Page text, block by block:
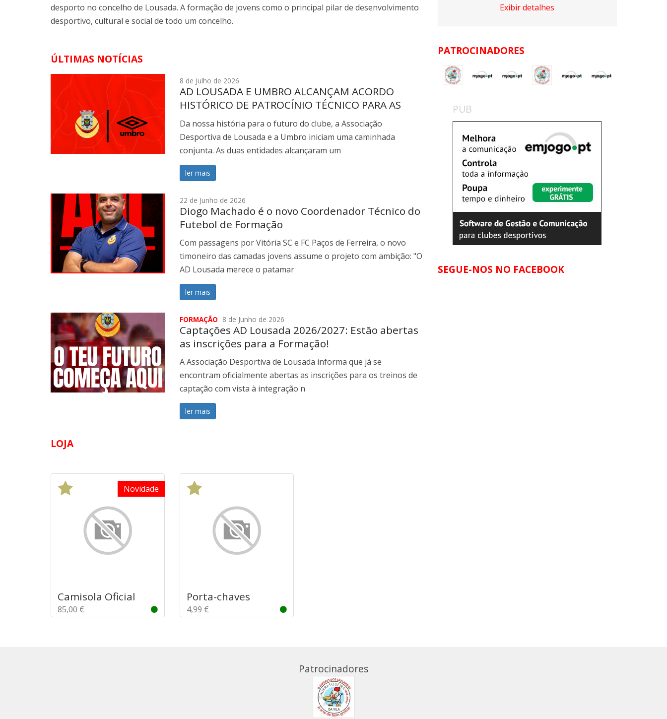
desporto no concelho de Lousada. A formação de jovens como o principal pilar de desenvolvimento
desportivo, cultural e social de todo um concelho.
ÚLTIMAS NOTÍCIAS
8 de Julho de 2026
AD LOUSADA E UMBRO ALCANÇAM ACORDO
HISTÓRICO DE PATROCÍNIO TÉCNICO PARA AS
PRÓXIMAS ÉPOCAS
Da nossa história para o futuro do clube, a Associação
Desportiva de Lousada e a Umbro iniciam uma caminhada
conjunta. As duas entidades alcançaram um
ler mais
22 de Junho de 2026
Diogo Machado é o novo Coordenador Técnico do
Futebol de Formação
Com passagens por Vitória SC e FC Paços de Ferreira, o novo
timoneiro das camadas jovens assume o projeto com ambição: "O
AD Lousada merece o patamar
ler mais
FORMAÇÃO 8 de Junho de 2026
Captações AD Lousada 2026/2027: Estão abertas
as inscrições para a Formação!
A Associação Desportiva de Lousada informa que já se
encontram oficialmente abertas as inscrições para os treinos de
captação com vista à integração n
ler mais
LOJA
Novidade
Camisola Oficial
85,00 €
Porta-chaves
4,99 €
Exibir detalhes
PATROCINADORES
PUB
SEGUE-NOS NO FACEBOOK
Patrocinadores